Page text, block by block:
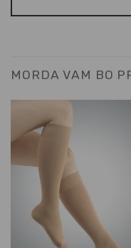
MORDA VAM BO